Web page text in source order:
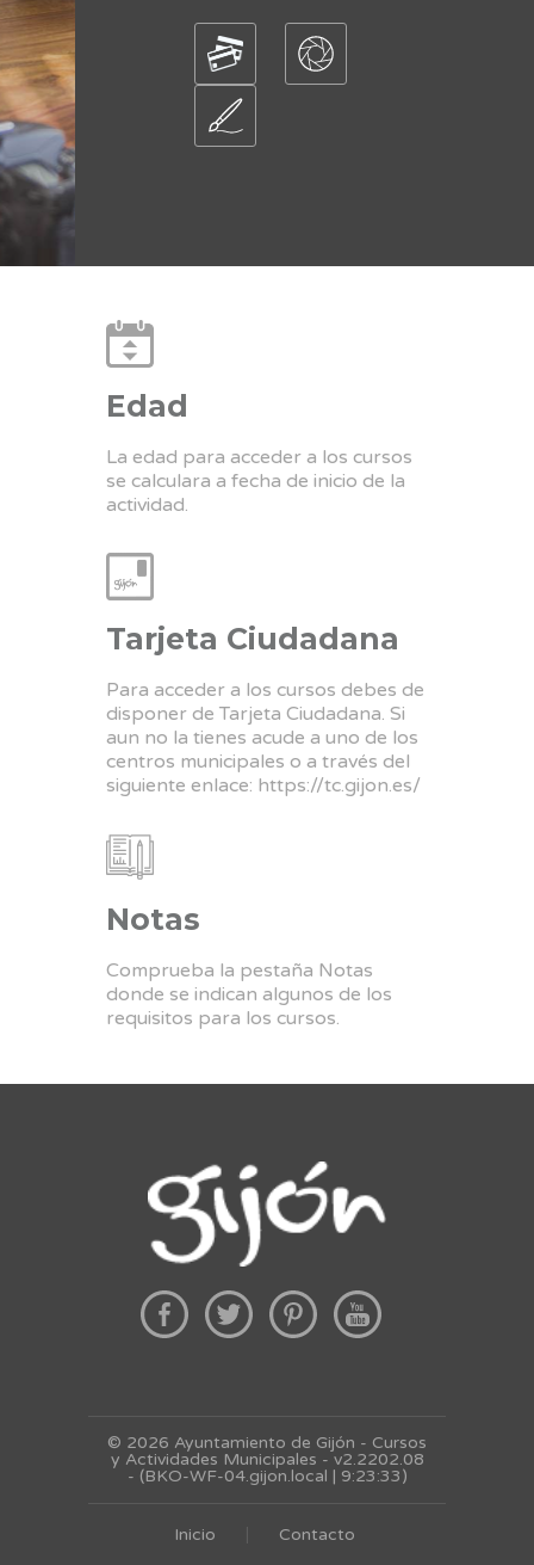
Edad
La edad para acceder a los cursos
se calculara a fecha de inicio de la
actividad.
Tarjeta Ciudadana
Para acceder a los cursos debes de
disponer de Tarjeta Ciudadana. Si
aun no la tienes acude a uno de los
centros municipales o a través del
siguiente enlace: https://tc.gijon.es/
Notas
Comprueba la pestaña Notas
donde se indican algunos de los
requisitos para los cursos.
© 2026 Ayuntamiento de Gijón - Cursos
y Actividades Municipales - v2.2202.08
- (BKO-WF-04.gijon.local | 9:23:33)
Inicio Contacto